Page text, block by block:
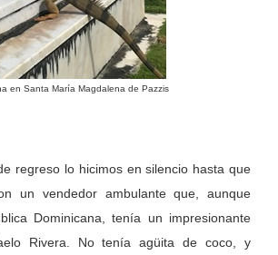
en Santa María Magdalena de Pazzis
regreso lo hicimos en silencio hasta que
un vendedor ambulante que, aunque
Dominicana, tenía un impresionante
Rivera. No tenía agüita de coco, y